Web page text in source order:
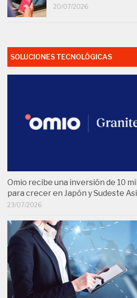
20/07/2026
SOLUCIONES TECNOLÓGICAS
Omio recibe una inversión de 10
para crecer en Japón y Sudeste
23/07/2026